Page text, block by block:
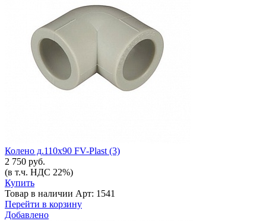
Колено д.110х90 FV-Plast (3)
2 750 руб.
(в т.ч. НДС 22%)
Купить
Товар в наличии Арт: 1541
Перейти в корзину
Добавлено